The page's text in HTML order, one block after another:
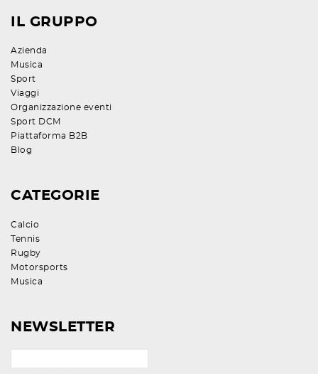
IL GRUPPO
Azienda
Musica
Sport
Viaggi
Organizzazione eventi
Sport DCM
Piattaforma B2B
Blog
CATEGORIE
Calcio
Tennis
Rugby
Motorsports
Musica
NEWSLETTER